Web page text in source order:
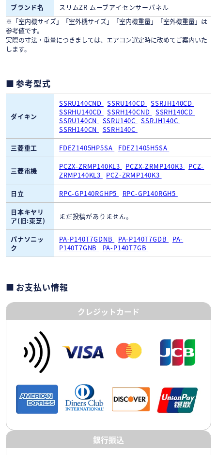
ブランド名
スリムZR ムーブアイセンサーパネル
※「室内機サイズ」「室外機サイズ」「室内機重量」「室外機重量」は
参考値です。
実際の寸法・重量につきましては、エアコン選定時に改めてご案内いた
します。
参考型式
ダイキン
SSRU140CND SSRU140CD
SSRJH140CD
SSRHU140CD
SSRH140CND
SSRH140CD
SSRU140CN
SSRU140C
SSRJH140C
SSRH140CN
SSRH140C
三菱重工
FDEZ1405HP5SA FDEZ1405H5SA
三菱電機 PCZX-ZRMP140KL3 PCZX-ZRMP140K3
PCZ-
ZRMP140KL3
PCZ-ZRMP140K3
日立
RPC-GP140RGHP5
RPC-GP140RGH5
日本キヤリ
ア(旧:東芝)
まだ投稿がありません。
パナソニッ
ク
PA-P140T7GDNB PA-P140T7GDB
PA-
P140T7GNB
PA-P140T7GB
お支払い情報
クレジットカード
銀行振込